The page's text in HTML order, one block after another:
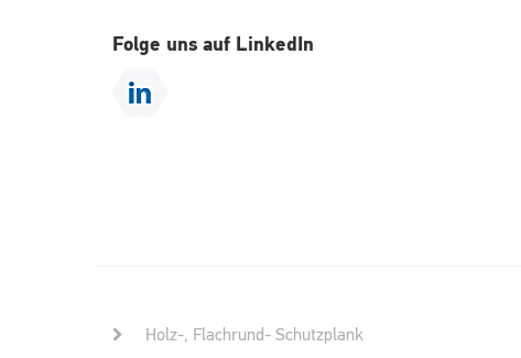
Folge uns auf LinkedIn
Holz-, Flachrund- Schutzplank